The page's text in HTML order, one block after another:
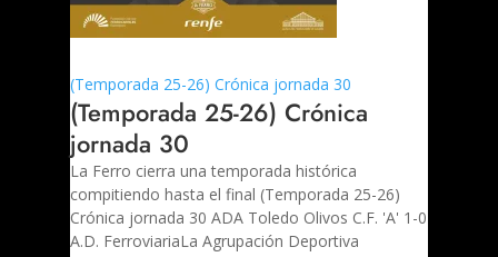
(Temporada 25-26) Crónica jornada 30
(Temporada 25-26) Crónica
jornada 30
La Ferro cierra una temporada histórica
compitiendo hasta el final (Temporada 25-26)
Crónica jornada 30 ADA Toledo Olivos C.F. 'A' 1-0
A.D. Ferroviaria​​​​​La Agrupación Deportiva